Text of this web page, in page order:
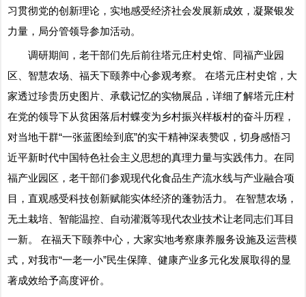
习贯彻党的创新理论，实地感受经济社会发展新成效，凝聚银发
力量，局分管领导参加活动。
调研期间，老干部们先后前往塔元庄村史馆、同福产业园
区、智慧农场、福天下颐养中心参观考察。 在塔元庄村史馆，大
家透过珍贵历史图片、承载记忆的实物展品，详细了解塔元庄村
在党的领导下从贫困落后村蝶变为乡村振兴样板村的奋斗历程，
对当地干群“一张蓝图绘到底”的实干精神深表赞叹，切身感悟习
近平新时代中国特色社会主义思想的真理力量与实践伟力。在同
福产业园区，老干部们参观现代化食品生产流水线与产业融合项
目，直观感受科技创新赋能实体经济的蓬勃活力。 在智慧农场，
无土栽培、智能温控、自动灌溉等现代农业技术让老同志们耳目
一新。 在福天下颐养中心，大家实地考察康养服务设施及运营模
式，对我市“一老一小”民生保障、健康产业多元化发展取得的显
著成效给予高度评价。